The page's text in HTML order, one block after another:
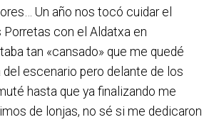
Un año nos tocó cuidar el
con el Aldatxa en
tan «cansado» que me quedé
escenario pero delante de los
hasta que ya finalizando me
de lonjas, no sé si me dedicaron